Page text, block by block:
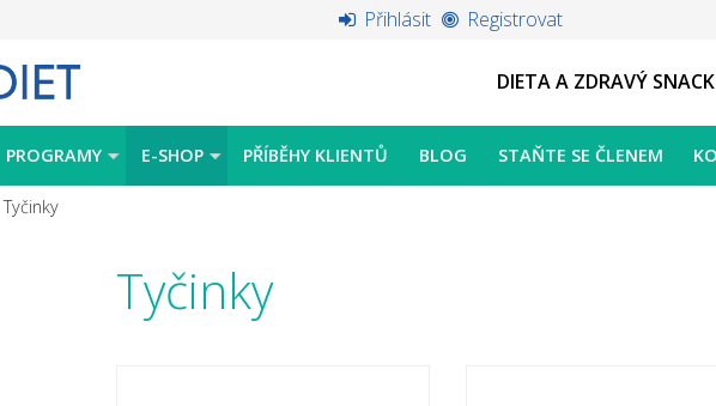
Přihlásit Registrovat
DIETA A ZDRAVÝ
PROGRAMY E-SHOP PŘÍBĚHY KLIENTŮ BLOG STAŇTE SE ČLENEM
Tyčinky
Tyčinky